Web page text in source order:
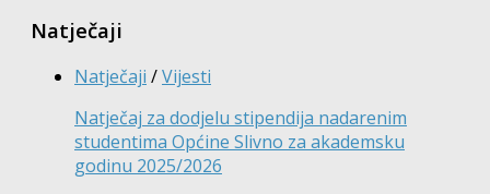
Natječaji
Natječaji /Vijesti
Natječaj za dodjelu stipendija nadarenim
studentima Općine Slivno za akademsku
godinu 2025/2026